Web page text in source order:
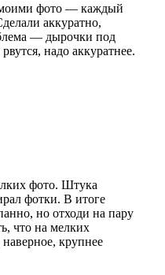
фото — каждый
аккуратно,
— дырочки под
надо аккуратнее.
фото. Штука
фотки. В итоге
но отходи на пару
что на мелких
крупнее